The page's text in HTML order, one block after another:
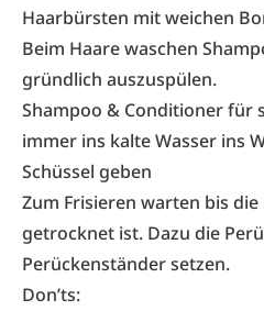
Haarbürsten mit weichen
Beim Haare waschen
gründlich auszuspülen.
Shampoo & Conditioner für
immer ins kalte Wasser ins
Schüssel geben
Zum Frisieren warten bis
getrocknet ist. Dazu die
Perückenständer setzen.
Don’ts: